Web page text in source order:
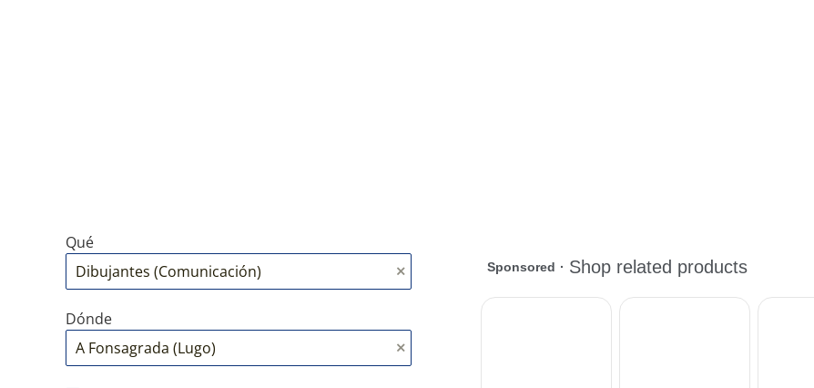
Qué
Dónde